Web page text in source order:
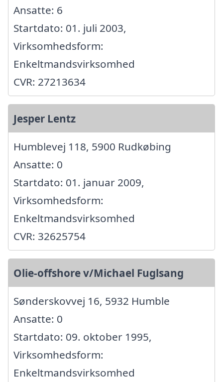
Ansatte: 6
Startdato: 01. juli 2003,
Virksomhedsform:
Enkeltmandsvirksomhed
CVR: 27213634
Jesper Lentz
Humblevej 118, 5900 Rudkøbing
Ansatte: 0
Startdato: 01. januar 2009,
Virksomhedsform:
Enkeltmandsvirksomhed
CVR: 32625754
Olie-offshore v/Michael Fuglsang
Sønderskovvej 16, 5932 Humble
Ansatte: 0
Startdato: 09. oktober 1995,
Virksomhedsform:
Enkeltmandsvirksomhed